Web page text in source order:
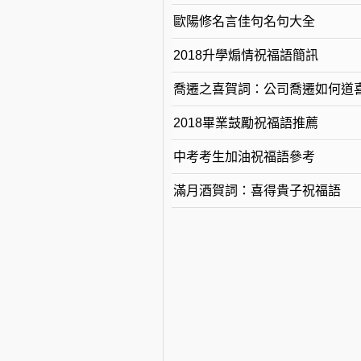
歐陽修名言佳句名句大全
2018升學煽情祝福語簡訊
喬遷之喜賀詞：公司喬遷如何道
2018畢業鼓勵祝福語推薦
中考考生加油祝福語參考
滿月酒賀詞：喜得貴子祝福語